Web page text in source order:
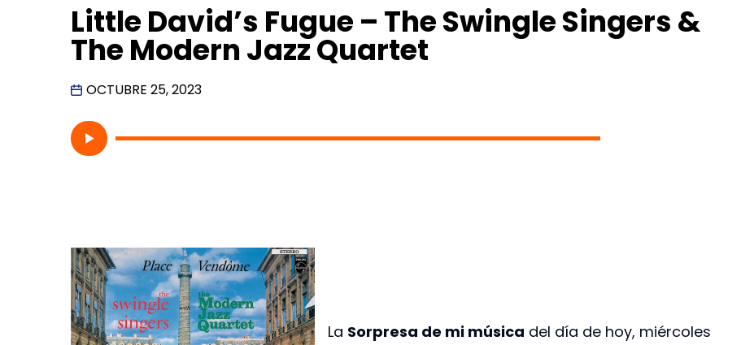
Little David’s Fugue – The Swingle Singers &
The Modern Jazz Quartet
OCTUBRE 25, 2023
La Sorpresa de mi música del día de hoy, miércoles